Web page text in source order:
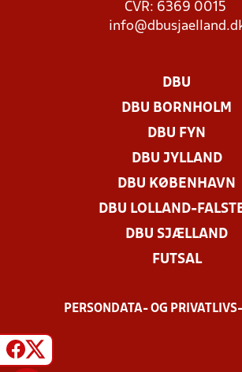
CVR: 6369 0015
DBU
DBU BORNHOLM
DBU FYN
DBU JYLLAND
DBU KØBENHAVN
DBU LOLLAND-
DBU SJÆLLAND
FUTSAL
PERSONDATA- OG